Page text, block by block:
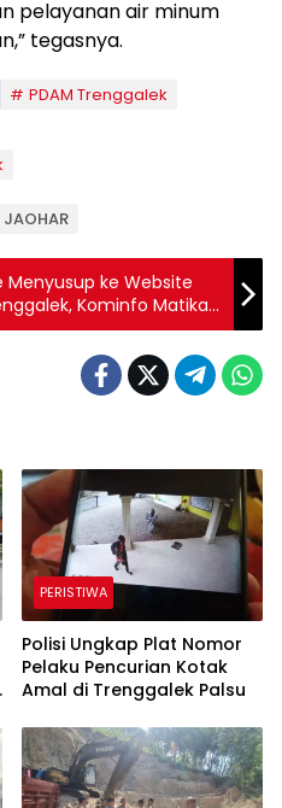
pelayanan air minum
tegasnya.
PDAM Trenggalek
Menyusup ke Website
Kominfo Matikan
PERISTIWA
Polisi Ungkap Plat Nomor
Pelaku Pencurian Kotak
Amal di Trenggalek Palsu